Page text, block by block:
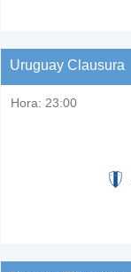
Uruguay Clausura
Hora: 23:00